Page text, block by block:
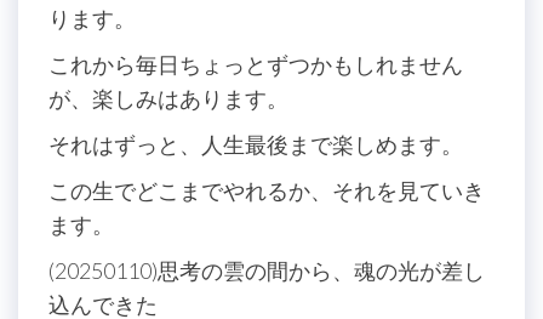
ります。
これから毎日ちょっとずつかもしれません
が、楽しみはあります。
それはずっと、人生最後まで楽しめます。
この生でどこまでやれるか、それを見ていき
ます。
(20250110)思考の雲の間から、魂の光が差し
込んできた